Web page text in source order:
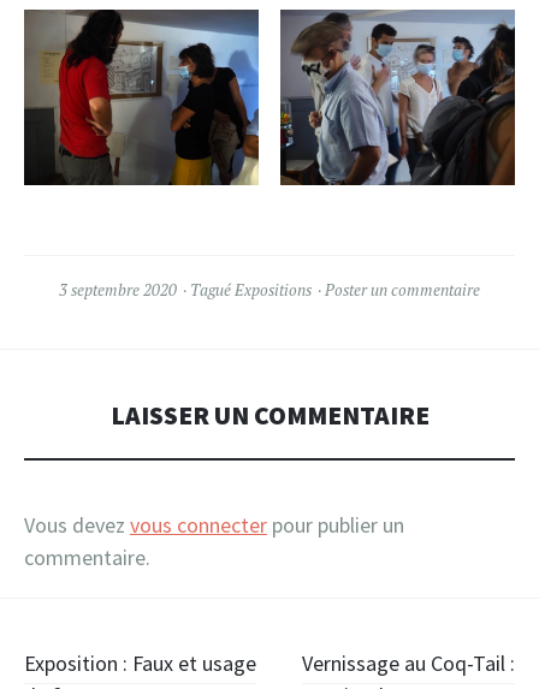
3 septembre 2020 TaguéExpositions Poster un commentaire
LAISSER UN COMMENTAIRE
Vous devez vous connecter pour publier un
commentaire.
Navigation
Exposition : Faux et usage
Vernissage au Coq-Tail :